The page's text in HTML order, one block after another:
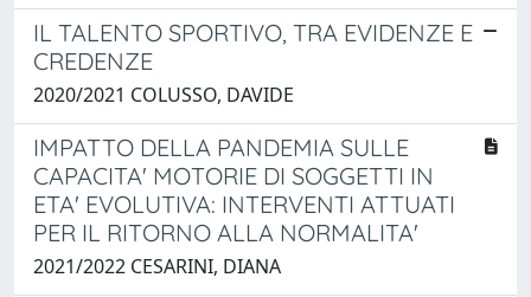
IL TALENTO SPORTIVO, TRA EVIDENZE E
CREDENZE
2020/2021 COLUSSO, DAVIDE
IMPATTO DELLA PANDEMIA SULLE
CAPACITA' MOTORIE DI SOGGETTI IN
ETA' EVOLUTIVA: INTERVENTI ATTUATI
PER IL RITORNO ALLA NORMALITA'
2021/2022 CESARINI, DIANA